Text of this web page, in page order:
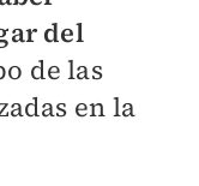
del
de las
en la